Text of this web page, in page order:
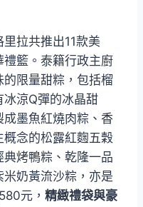
拉共推出11款美
籃。泰籍行政主廚
的限量甜粽，包括榴
涼Q彈的冰晶甜
墨魚紅燒肉粽、香
念的松露紅麴五穀
烤鴨粽、乾隆一品
奶黃流沙粽，亦是
元， 精緻禮袋與豪